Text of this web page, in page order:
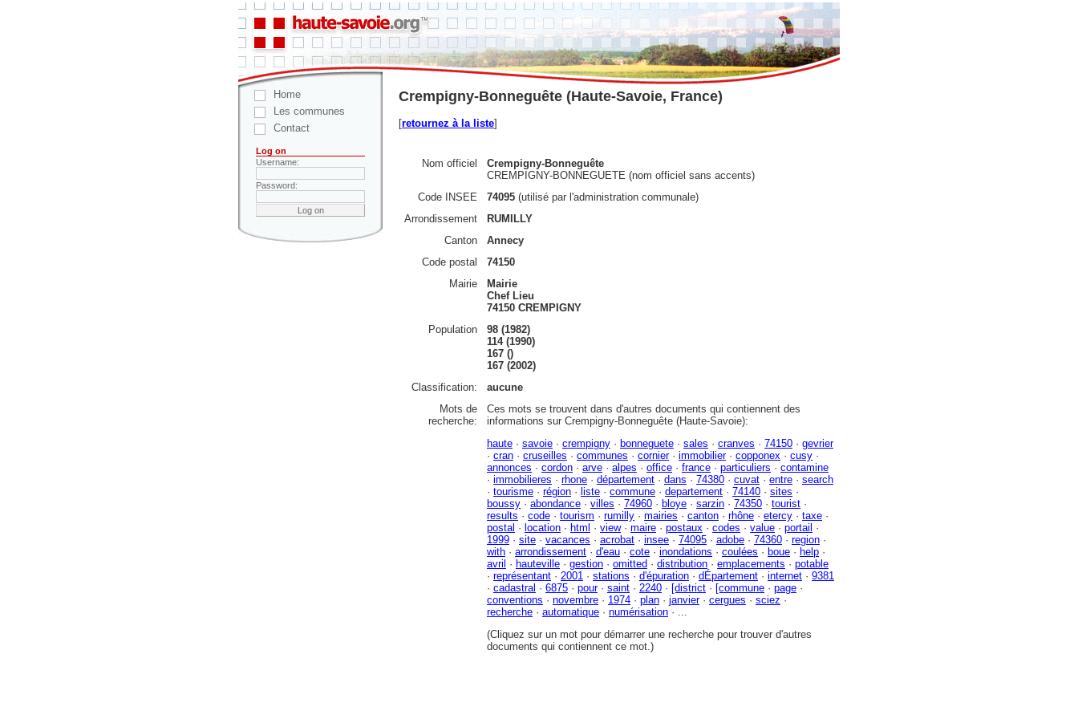
Home
Les communes
Contact
Log on
Username:
Password:
Crempigny-Bonneguête (Haute-Savoie, France)
[retournez à la liste]
Nom officiel
Crempigny-Bonneguête
CREMPIGNY-BONNEGUETE (nom officiel sans accents)
Code INSEE
74095 (utilisé par l'administration communale)
Arrondissement
RUMILLY
Canton
Annecy
Code postal
74150
Mairie
Mairie
Chef Lieu
74150 CREMPIGNY
Population
98 (1982)
114 (1990)
167 ()
167 (2002)
Classification:
aucune
Mots de
recherche:
Ces mots se trouvent dans d'autres documents qui contiennent des
informations sur Crempigny-Bonneguête (Haute-Savoie):
haute · savoie · crempigny · bonneguete · sales · cranves · 74150 · gevrier
· cran · cruseilles · communes · cornier· immobilier· copponex · cusy ·
annonces · cordon · arve · alpes · office · france · particuliers · contamine
· immobilieres · rhone · département · dans · 74380 · cuvat · entre · search
· tourisme · région · liste · commune · departement · 74140 · sites ·
boussy · abondance · villes · 74960 · bloye · sarzin · 74350 · tourist ·
results · code · tourism · rumilly · mairies · canton · rhône · etercy · taxe ·
postal · location · html · view· maire · postaux · codes · value · portail ·
1999 · site · vacances · acrobat · insee · 74095 · adobe · 74360 · region ·
with · arrondissement · d'eau · cote · inondations · coulées · boue · help ·
avril · hauteville · gestion · omitted · distribution · emplacements · potable
· représentant · 2001 · stations · d'épuration · dÉpartement · internet · 9381
· cadastral · 6875 · pour· saint · 2240 · [district · [commune · page ·
conventions · novembre · 1974 · plan · janvier· cergues · sciez ·
recherche · automatique · numérisation · ...
(Cliquez sur un mot pour démarrer une recherche pour trouver d'autres
documents qui contiennent ce mot.)